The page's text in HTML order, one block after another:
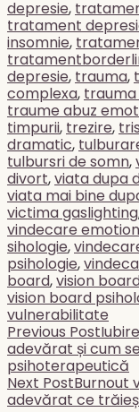
depresie,
tratament
insomnie,
depresie, trauma,
complexa,
traume abuz
timpurii, trezire,
dramatic,
tulbursri de somn,
divort,viata dupa
viata mai bine
victima gaslighting
vindecare
sihologie,
psihologie,
board,vision
vision board
vulnerabilitate
Read
more
articles
Previous Post
adevărat și cum
psihoterapeutică
Next PostBurnout
adevărat ce